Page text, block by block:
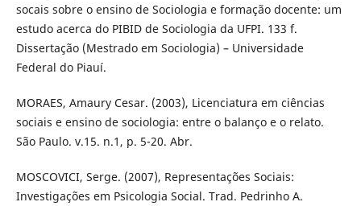
socais sobre o ensino de Sociologia e formação docente: um
estudo acerca do PIBID de Sociologia da UFPI. 133 f.
Dissertação (Mestrado em Sociologia) – Universidade
Federal do Piauí.
MORAES, Amaury Cesar. (2003), Licenciatura em ciências
sociais e ensino de sociologia: entre o balanço e o relato.
São Paulo. v.15. n.1, p. 5-20. Abr.
MOSCOVICI, Serge. (2007), Representações Sociais:
Investigações em Psicologia Social. Trad. Pedrinho A.